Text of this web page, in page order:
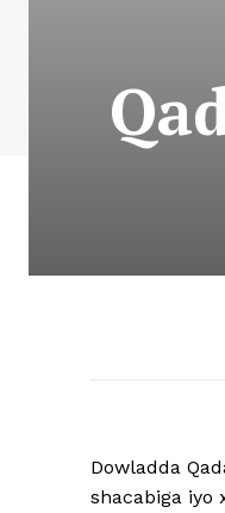
Dowladda
shacabiga iyo